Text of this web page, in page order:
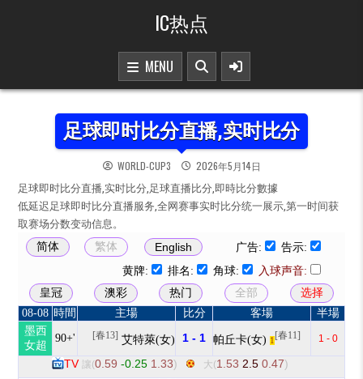
IC热点
MENU
足球即时比分直播,实时比分
WORLD-CUP3 2026年5月14日
足球即时比分直播,实时比分,足球直播比分,即時比分數據
低延迟足球即时比分直播服务,全网赛事实时比分统一展示,第一时间获
取赛场分数变动信息。